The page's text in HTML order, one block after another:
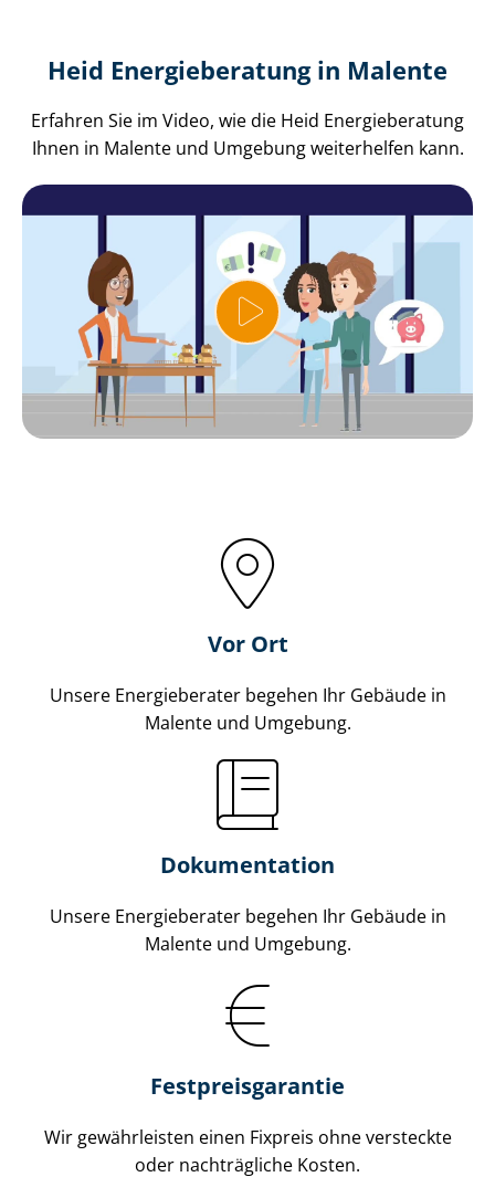
Heid Energieberatung in Malente
Erfahren Sie im Video, wie die Heid Energieberatung
Ihnen in Malente und Umgebung weiterhelfen kann.
Vor Ort
Unsere Energieberater begehen Ihr Gebäude in
Malente und Umgebung.
Dokumentation
Unsere Energieberater begehen Ihr Gebäude in
Malente und Umgebung.
Fest­preis­ga­ran­tie
Wir gewährleisten einen Fixpreis ohne versteckte
oder nachträgliche Kosten.